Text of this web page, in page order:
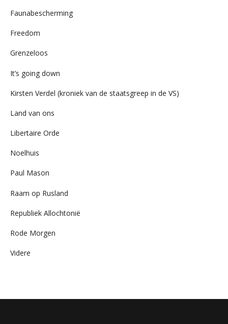
Faunabescherming
Freedom
Grenzeloos
It’s going down
Kirsten Verdel (kroniek van de staatsgreep in de VS)
Land van ons
Libertaire Orde
Noelhuis
Paul Mason
Raam op Rusland
Republiek Allochtonië
Rode Morgen
Videre